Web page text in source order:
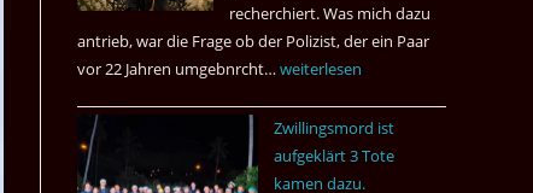
recherchiert. Was mich dazu
antrieb, war die Frage ob der Polizist, der ein Paar
vor 22 Jahren umgebnrcht… Nach
Jahren,
ist
weiterlesen
Zwillingsmord ist
aufgeklärt 3 Tote
kamen dazu.